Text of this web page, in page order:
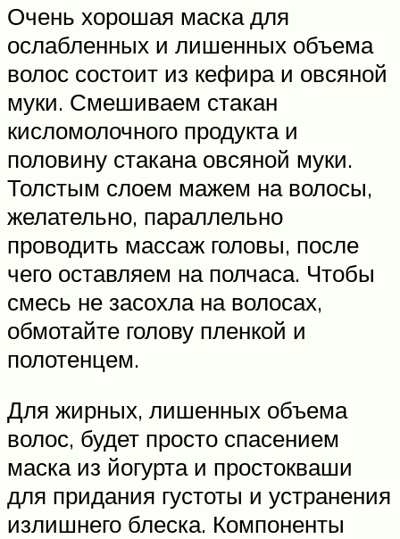
Очень хорошая маска для
ослабленных и лишенных объема
волос состоит из кефира и овсяной
муки. Смешиваем стакан
кисломолочного продукта и
половину стакана овсяной муки.
Толстым слоем мажем на волосы,
желательно, параллельно
проводить массаж головы, после
чего оставляем на полчаса. Чтобы
смесь не засохла на волосах,
обмотайте голову пленкой и
полотенцем.
Для жирных, лишенных объема
волос, будет просто спасением
маска из йогурта и простокваши
для придания густоты и устранения
излишнего блеска. Компоненты